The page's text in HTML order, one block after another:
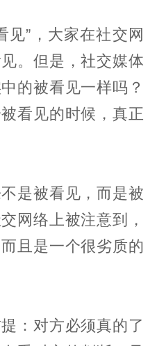
见”，大家在社交网
。但是，社交媒体
的被看见一样吗？
看见的时候，真正
是被看见，而是被
网络上被注意到，
且是一个很劣质的
：对方必须真的了